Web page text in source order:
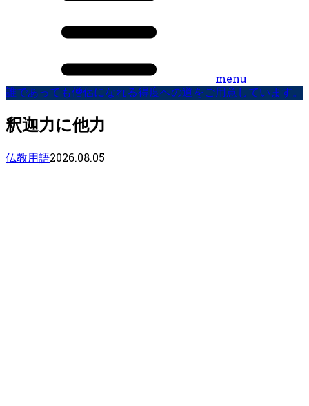
menu
誰であっても僧侶になれる得度への道をご用意しています。
釈迦力に他力
仏教用語2026.08.05